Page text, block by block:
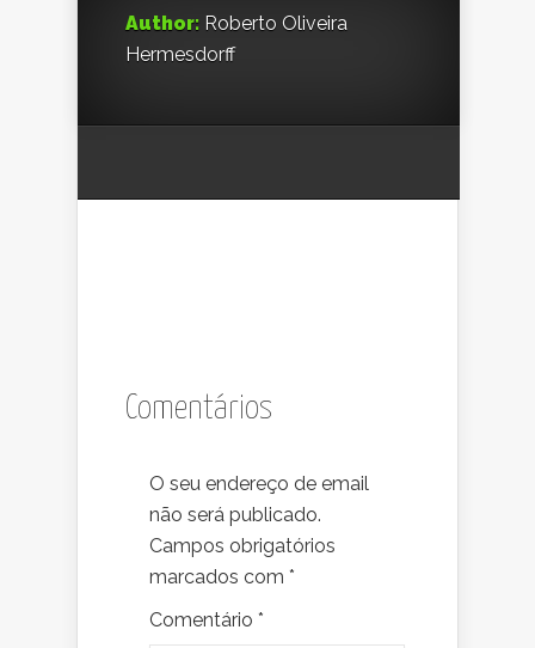
Author: Roberto Oliveira
Hermesdorff
Comentários
O seu endereço de email
não será publicado.
Campos obrigatórios
marcados com *
Comentário *